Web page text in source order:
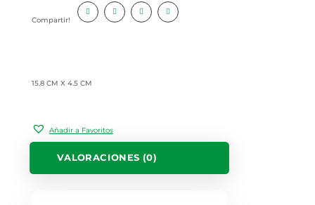
Compartir!
15.8 CM X 4.5 CM
Añadir a Favoritos
VALORACIONES (0)